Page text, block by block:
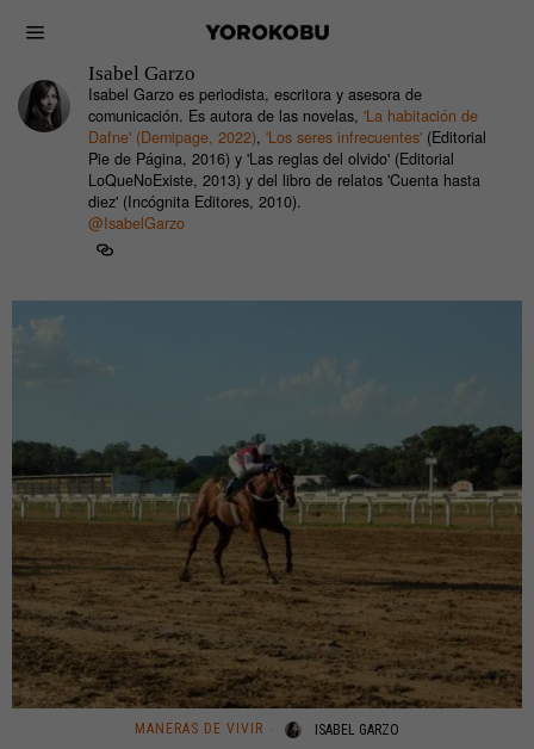
Isabel Garzo
Isabel Garzo es periodista, escritora y asesora de
comunicación. Es autora de las novelas, 'La habitación de
Dafne' (Demipage, 2022), 'Los seres infrecuentes' (Editorial
Pie de Página, 2016) y 'Las reglas del olvido' (Editorial
LoQueNoExiste, 2013) y del libro de relatos 'Cuenta hasta
diez' (Incógnita Editores, 2010).
@IsabelGarzo
MANERAS DE VIVIR ISABEL GARZO